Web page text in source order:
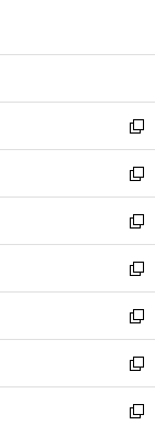
開
ン
ウ
で
開
く
ウ
ン
ド
ウ
で
開
く
新
し
い
ウ
ィ
ン
ド
ウ
で
開
く
新
し
い
ウ
ィ
ン
ド
ウ
で
開
く
新
し
い
ウ
ィ
ン
ド
ウ
で
新
し
い
ウ
ィ
ン
ド
新
し
い
ウ
ィ
新
し
い
新